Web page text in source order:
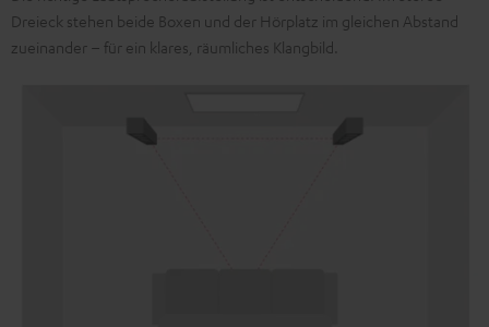
Dreieck stehen beide Boxen und der Hörplatz im gleichen Abstand
zueinander – für ein klares, räumliches Klangbild.